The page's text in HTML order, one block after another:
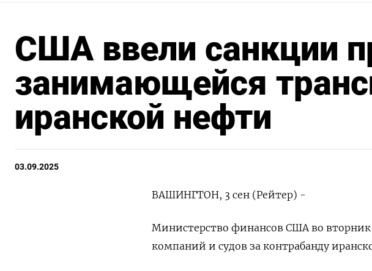
США ввели санкции
занимающейся
иранской нефти
03.09.2025
ВАШИНГТОН, 3 сен (Рейтер) -
Министерство финансов США во
компаний и судов за контрабанду